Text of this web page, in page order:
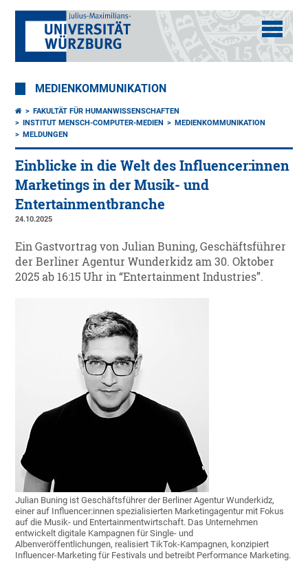
MEDIENKOMMUNIKATION
FAKULTÄT FÜR HUMANWISSENSCHAFTEN
INSTITUT MENSCH-COMPUTER-MEDIEN
MEDIENKOMMUNIKATION
MELDUNGEN
Einblicke in die Welt des Influencer:innen
Marketings in der Musik- und
Entertainmentbranche
24.10.2025
Ein Gastvortrag von Julian Buning, Geschäftsführer
der Berliner Agentur Wunderkidz am 30. Oktober
2025 ab 16:15 Uhr in “Entertainment Industries”.
Julian Buning ist Geschäftsführer der Berliner Agentur Wunderkidz,
einer auf Influencer:innen spezialisierten Marketingagentur mit Fokus
auf die Musik- und Entertainmentwirtschaft. Das Unternehmen
entwickelt digitale Kampagnen für Single- und
Albenveröffentlichungen, realisiert TikTok-Kampagnen, konzipiert
Influencer-Marketing für Festivals und betreibt Performance Marketing.